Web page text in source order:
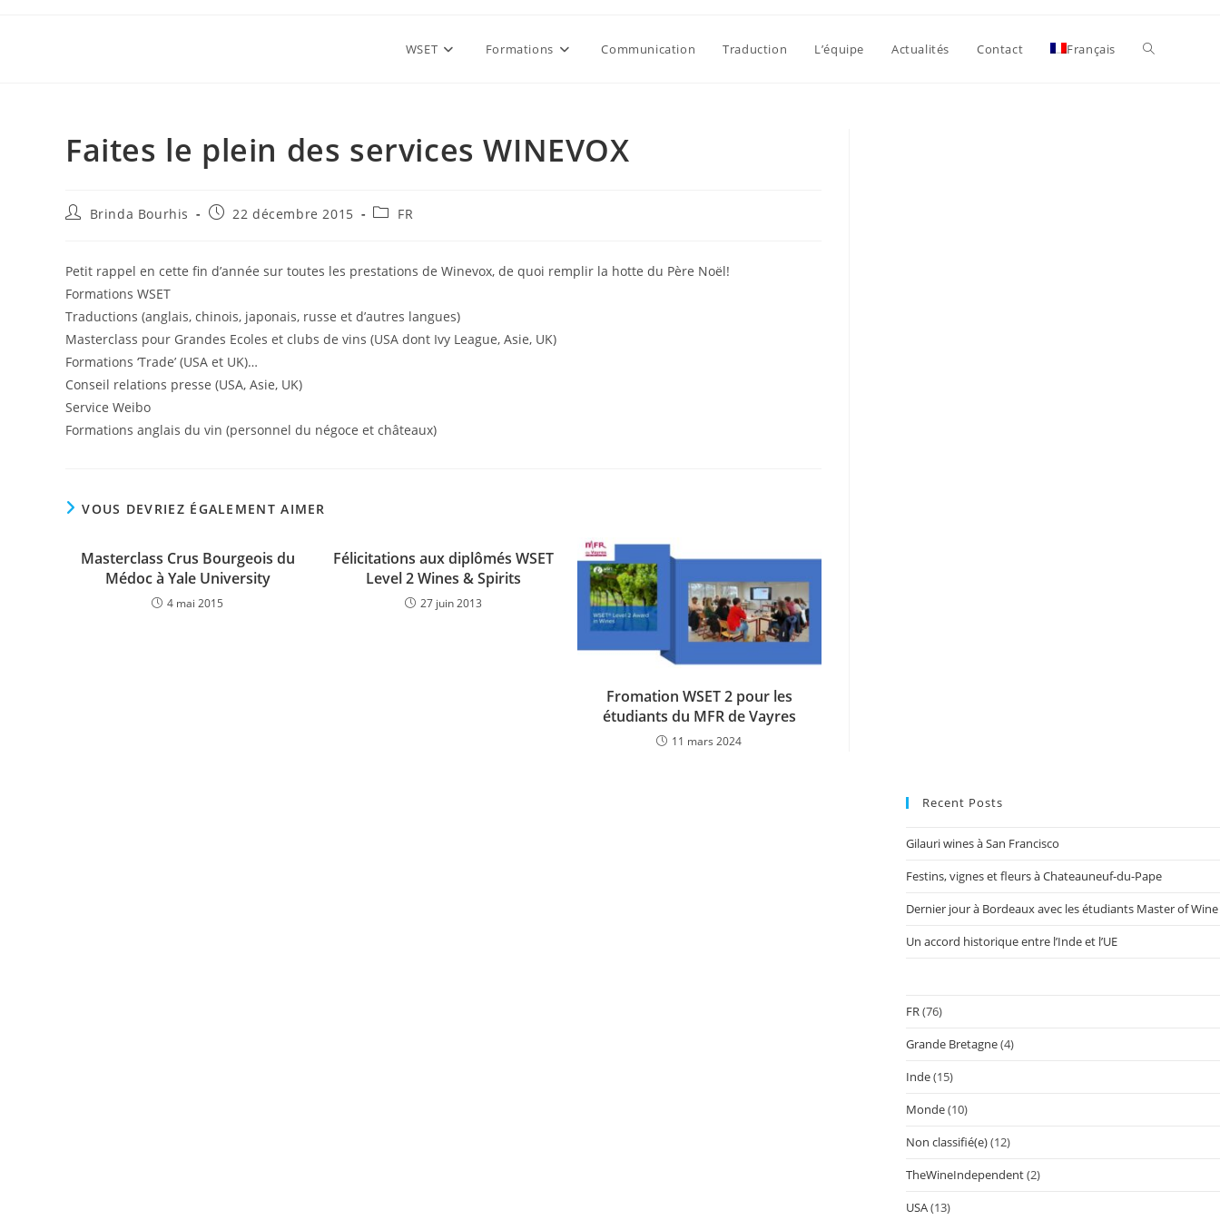
WSET Formations Communication Traduction L’équipe Actualités Contact Français Toggle
Faites le plein des services WINEVOX
Auteur/autrice
publication :
Brinda Bourhis
Publication
22 décembre 2015
PostFR
Petit rappel en cette fin d’année sur toutes les prestations de Winevox, de quoi remplir la hotte du Père Noël!
Formations WSET
Traductions (anglais, chinois, japonais, russe et d’autres langues)
Masterclass pour Grandes Ecoles et clubs de vins (USA dont Ivy League, Asie, UK)
Formations ‘Trade’ (USA et UK)…
Conseil relations presse (USA, Asie, UK)
Service Weibo
Formations anglais du vin (personnel du négoce et châteaux)
VOUS DEVRIEZ ÉGALEMENT AIMER
Masterclass Crus Bourgeois du
Médoc à Yale University
4 mai 2015
Félicitations aux diplômés WSET
Level 2 Wines & Spirits
27 juin 2013
Fromation WSET 2 pour les
étudiants du MFR de Vayres
11 mars 2024
Recent Posts
Gilauri wines à San Francisco
Festins, vignes et fleurs à Chateauneuf-du-Pape
Dernier jour à Bordeaux avec les étudiants Master of Wine
Un accord historique entre l’Inde et l’UE
FR(76)
Grande Bretagne(4)
Inde(15)
Monde(10)
Non classifié(e)(12)
TheWineIndependent(2)
USA(13)